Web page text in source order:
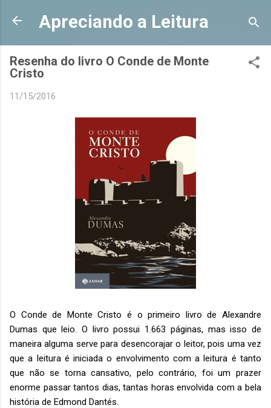
Pular para o conteúdo principal
Apreciando a Leitura
Resenha do livro O Conde de Monte
Cristo
11/15/2016
O Conde de Monte Cristo é o primeiro livro de Alexandre
Dumas que leio. O livro possui 1.663 páginas, mas isso de
maneira alguma serve para desencorajar o leitor, pois uma vez
que a leitura é iniciada o envolvimento com a leitura é tanto
que não se torna cansativo, pelo contrário, foi um prazer
enorme passar tantos dias, tantas horas envolvida com a bela
história de Edmond Dantés.